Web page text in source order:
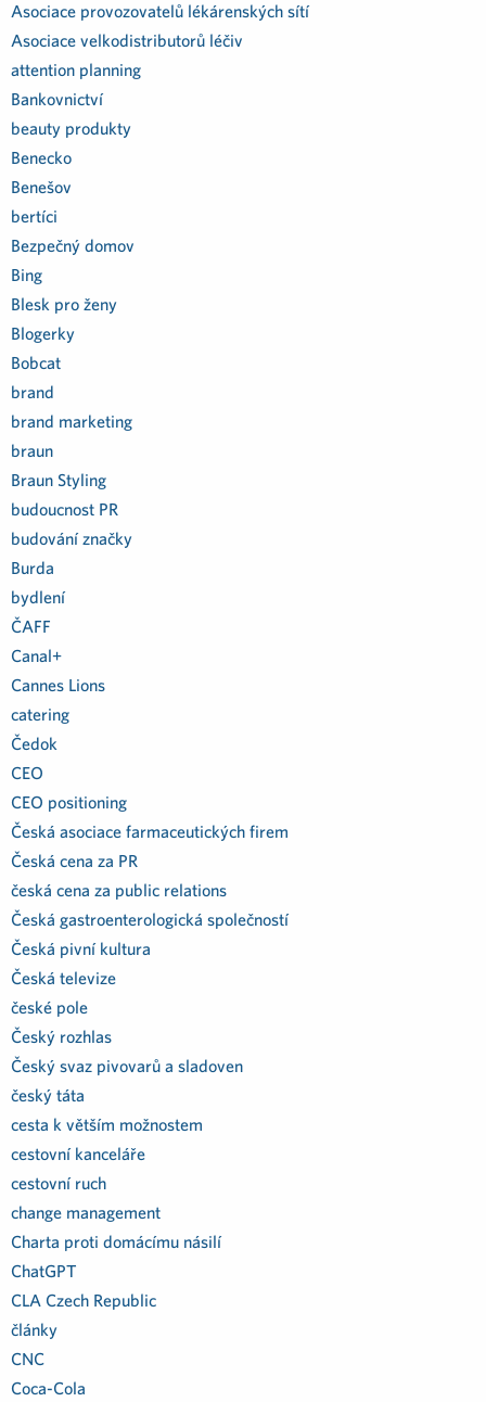
Asociace provozovatelů lékárenských sítí
Asociace velkodistributorů léčiv
attention planning
Bankovnictví
beauty produkty
Benecko
Benešov
bertíci
Bezpečný domov
Bing
Blesk pro ženy
Blogerky
Bobcat
brand
brand marketing
braun
Braun Styling
budoucnost PR
budování značky
Burda
bydlení
ČAFF
Canal+
Cannes Lions
catering
Čedok
CEO
CEO positioning
Česká asociace farmaceutických firem
Česká cena za PR
česká cena za public relations
Česká gastroenterologická společností
Česká pivní kultura
Česká televize
české pole
Český rozhlas
Český svaz pivovarů a sladoven
český táta
cesta k větším možnostem
cestovní kanceláře
cestovní ruch
change management
Charta proti domácímu násilí
ChatGPT
CLA Czech Republic
články
CNC
Coca-Cola